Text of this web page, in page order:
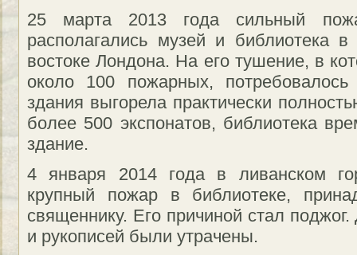
25 марта 2013 года сильный
располагались музей и библиотека
востоке Лондона. На его тушение, в
около 100 пожарных,
здания выгорела практически
более 500 экспонатов, библиотека
здание.
4 января 2014 года в ливанском
крупный пожар в библиотеке,
священнику. Его причиной стал
и рукописей были утрачены.